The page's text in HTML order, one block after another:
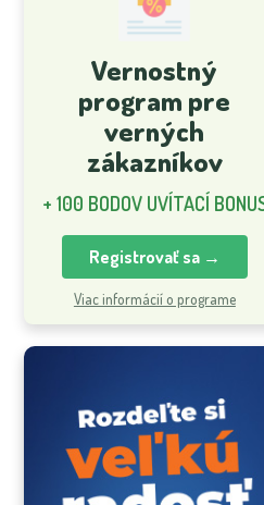
Vernostný
program pre
verných
zákazníkov
+ 100 BODOV UVÍTACÍ
Registrovať sa →
Viac informácií o programe